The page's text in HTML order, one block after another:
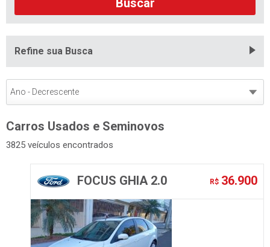
Refine sua Busca
Carros Usados e Seminovos
3825 veículos encontrados
R$ 36.900
FOCUS GHIA 2.0